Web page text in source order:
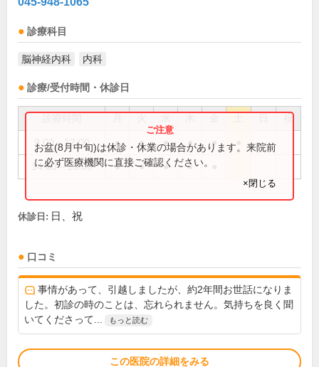
診療科目
脳神経内科 内科
診療/受付時間・休診日
祝
9:00～12:00 ● ● ● ● ●
14:00～18:00 ● ● ● ●
お盆(8月中旬)は休診・休業の場合があります。来院前
に必ず医療機関に直接ご確認ください。
×閉じる
休診日: 日、祝
口コミ
事情があって、引越しましたが、約2年間お世話になりま
した。初診の時のことは、忘れられません。気持ちを良く聞
いてくださって...
もっと読む
この医院の詳細をみる